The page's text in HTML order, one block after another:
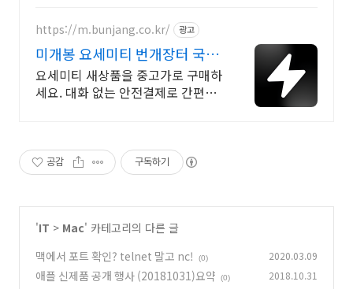
https://m.bunjang.co.kr/ 광고
미개봉 요세미티 번개장터 국내
최대 브랜드 중고거래
요세미티 새상품을 중고가로 구매하
세요. 대화 없는 안전결제로 간편하
공감 구독하기
'IT > Mac' 카테고리의 다른 글
맥에서 포트 확인? telnet 말고 nc!
(0) 2020.03.09
애플 신제품 공개 행사 (20181031)요약 (0) 2018.10.31